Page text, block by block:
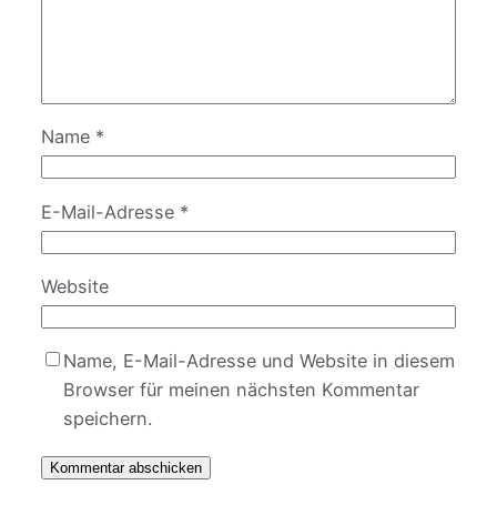
Name *
E-Mail-Adresse *
Website
Name, E-Mail-Adresse und Website in diesem
Browser für meinen nächsten Kommentar
speichern.